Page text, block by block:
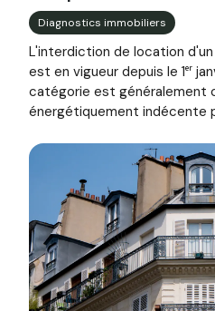
Diagnostics immobiliers
L'interdiction de location
est en vigueur depuis le 1ᵉʳ
catégorie est généralement
énergétiquement indécente